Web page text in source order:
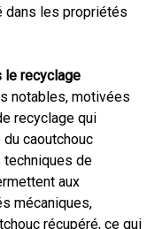
dans les propriétés
le recyclage
notables, motivées
recyclage qui
caoutchouc
techniques de
aux
mécaniques,
récupéré, ce qui